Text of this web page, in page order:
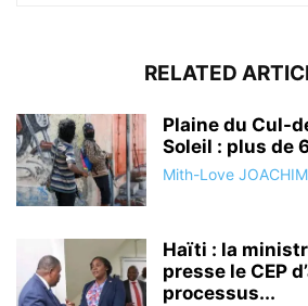
RELATED
Plaine du Cul-
Soleil : plus de
Mith-Love JOACHIM
Haïti : la
presse le CEP
processus...